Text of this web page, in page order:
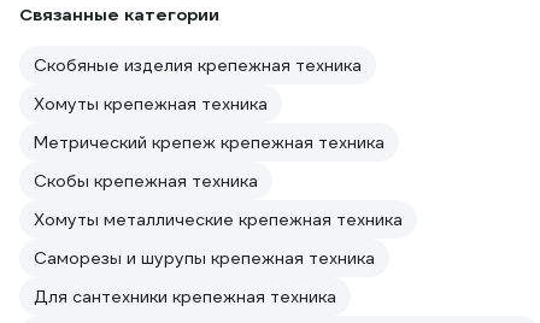
Связанные категории
Скобяные изделия крепежная техника
Хомуты крепежная техника
Метрический крепеж крепежная техника
Скобы крепежная техника
Хомуты металлические крепежная техника
Саморезы и шурупы крепежная техника
Для сантехники крепежная техника